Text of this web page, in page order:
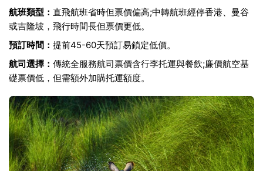
航班類型： 直飛航班省時但票價偏高;中轉航班經停香港、曼谷
或吉隆坡，飛行時間長但票價更低。
預訂時間： 提前45-60天預訂易鎖定低價。
航司選擇： 傳統全服務航司票價含行李托運與餐飲;廉價航空基
礎票價低，但需額外加購托運額度。